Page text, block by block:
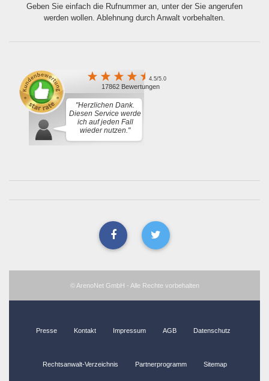
Geben Sie einfach die Rufnummer an, unter der Sie angerufen
werden wollen. Ablehnung durch Anwalt vorbehalten.
4.5/5.0
17862 Bewertungen
"Herzlichen Dank.
Diesen Service werde
ich auf jeden Fall
wieder nutzen."
© ArenoNet GmbH - Alle Rechte vorbehalten
Presse Kontakt Impressum AGB Datenschutz
Rechtsanwalt-Verzeichnis Partnerprogramm Sitemap